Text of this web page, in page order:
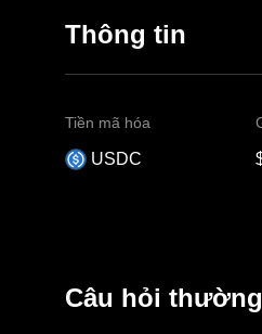
Thông tin
Tiền mã hóa
USDC
Câu hỏi